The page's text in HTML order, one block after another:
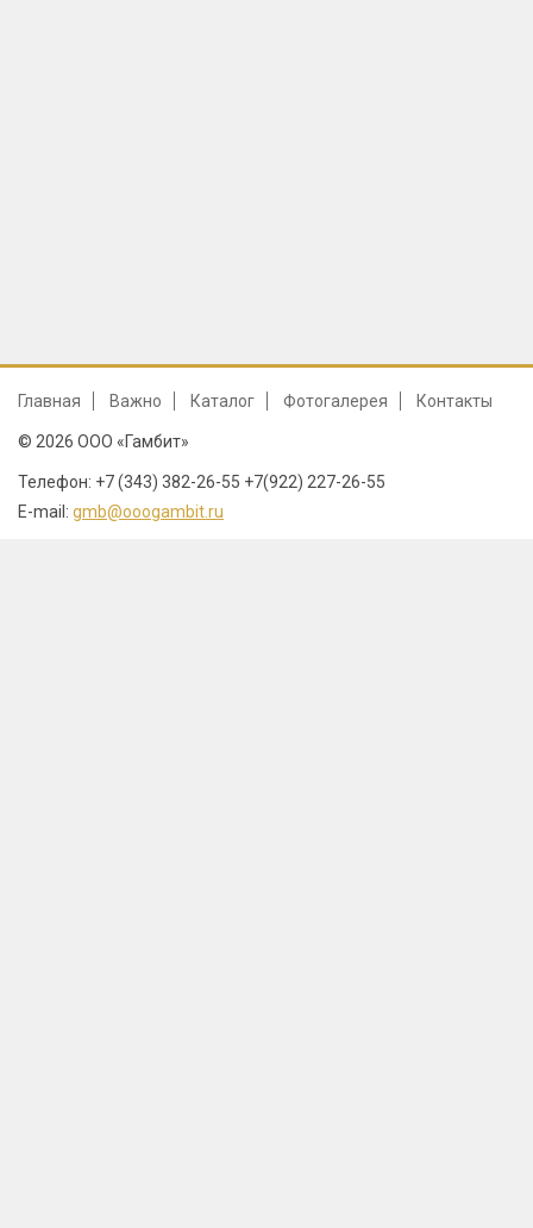
Главная Важно Каталог Фотогалерея Контакты
© 2026 ООО «Гамбит»
Телефон: +7 (343) 382-26-55 +7(922) 227-26-55
E-mail: gmb@ooogambit.ru